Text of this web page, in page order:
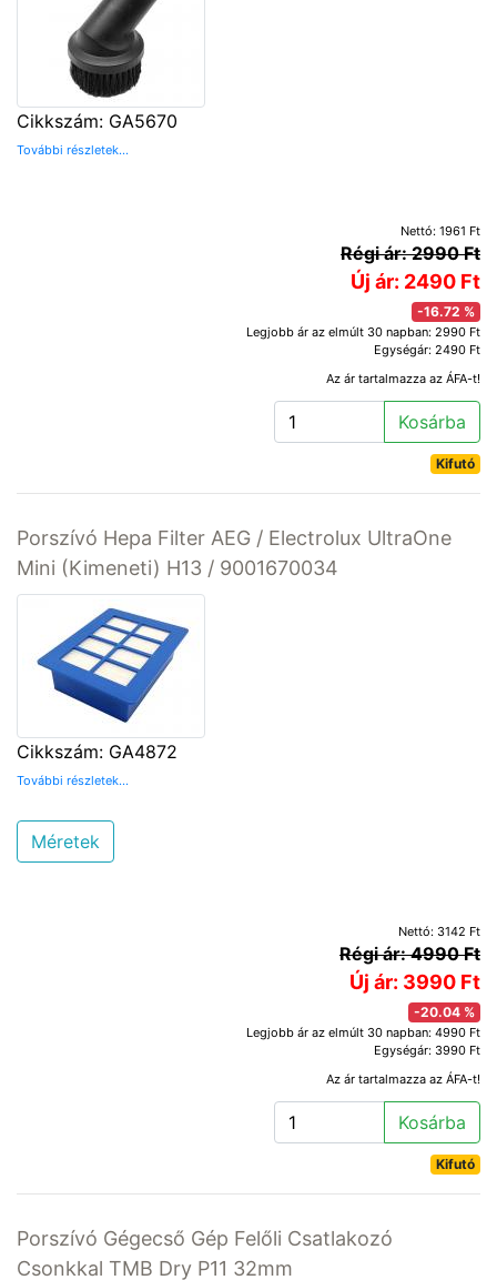
Cikkszám: GA5670
További részletek...
Nettó: 1961 Ft
Régi ár: 2990 Ft
Új ár: 2490 Ft
-16.72 %
Legjobb ár az elmúlt 30 napban: 2990 Ft
Egységár: 2490 Ft
Az ár tartalmazza az ÁFA-t!
Kosárba
Kifutó
Porszívó Hepa Filter AEG / Electrolux UltraOne
Mini (Kimeneti) H13 / 9001670034
Cikkszám: GA4872
További részletek...
Méretek
Nettó: 3142 Ft
Régi ár: 4990 Ft
Új ár: 3990 Ft
-20.04 %
Legjobb ár az elmúlt 30 napban: 4990 Ft
Egységár: 3990 Ft
Az ár tartalmazza az ÁFA-t!
Kosárba
Kifutó
Porszívó Gégecső Gép Felőli Csatlakozó
Csonkkal TMB Dry P11 32mm